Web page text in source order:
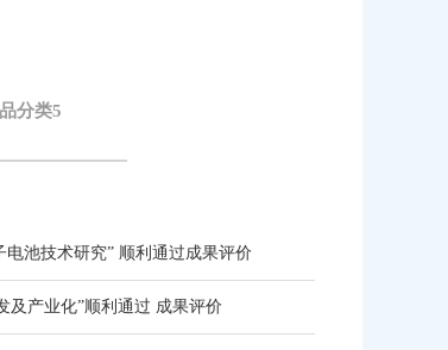
分类5
电池技术研究” 顺利通过成果评价
及产业化”顺利通过 成果评价